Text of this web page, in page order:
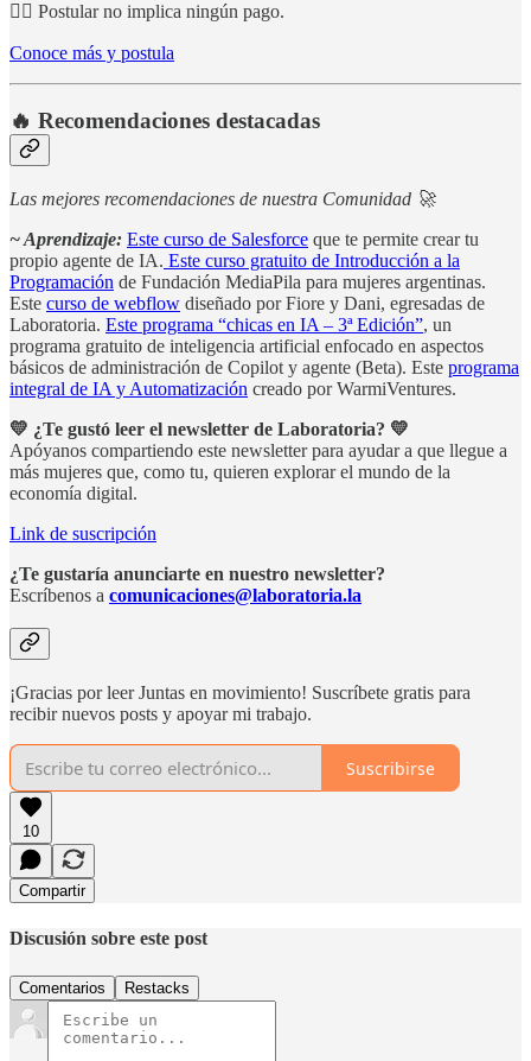
👉🏽 Postular no implica ningún pago.
Conoce más y postula
🔥 Recomendaciones destacadas
Las mejores recomendaciones de nuestra Comunidad 🚀
~ Aprendizaje: Este curso de Salesforce que te permite crear tu
propio agente de IA. Este curso gratuito de Introducción a la
Programación de Fundación MediaPila para mujeres argentinas.
Este curso de webflow diseñado por Fiore y Dani, egresadas de
Laboratoria. Este programa “chicas en IA – 3ª Edición”, un
programa gratuito de inteligencia artificial enfocado en aspectos
básicos de administración de Copilot y agente (Beta). Este programa
integral de IA y Automatización creado por WarmiVentures.
💛 ¿Te gustó leer el newsletter de Laboratoria? 💛
Apóyanos compartiendo este newsletter para ayudar a que llegue a
más mujeres que, como tu, quieren explorar el mundo de la
economía digital.
Link de suscripción
¿Te gustaría anunciarte en nuestro newsletter?
Escríbenos a comunicaciones@laboratoria.la
¡Gracias por leer Juntas en movimiento! Suscríbete gratis para
recibir nuevos posts y apoyar mi trabajo.
Suscribirse
10
Compartir
Discusión sobre este post
Comentarios Restacks